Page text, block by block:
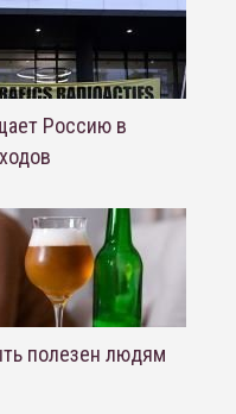
Россию в
полезен людям